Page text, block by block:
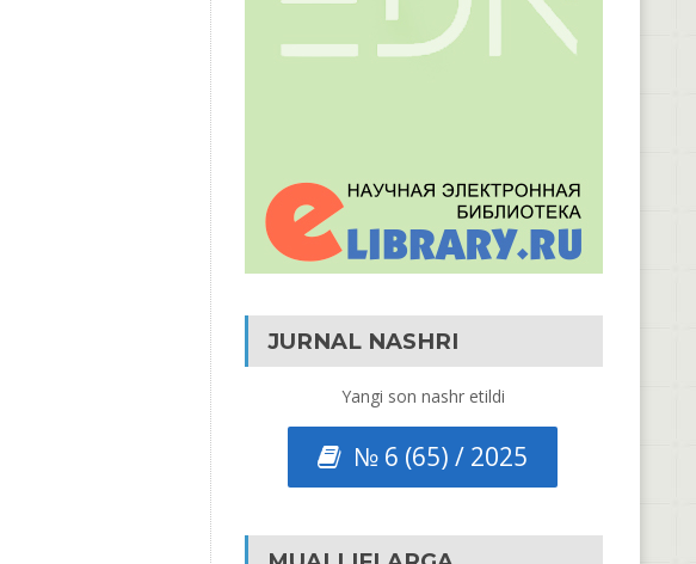
JURNAL NASHRI
Yangi son nashr etildi
№ 6 (65) / 2025